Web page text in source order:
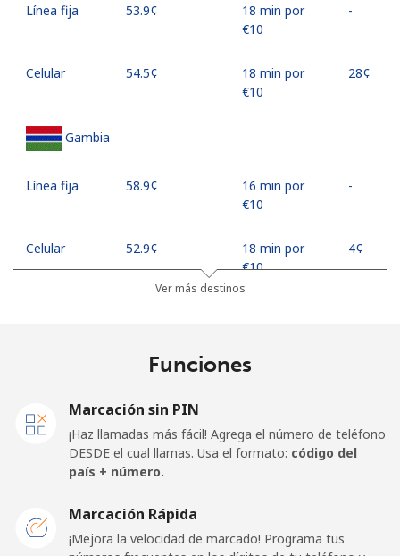
Línea fija ⁦53.9¢⁩
18 min por
⁦€10⁩
-
Celular ⁦54.5¢⁩
18 min por
⁦€10⁩
⁦28¢⁩
Gambia
Línea fija ⁦58.9¢⁩
16 min por
⁦€10⁩
-
Celular ⁦52.9¢⁩
18 min por
⁦€10⁩
⁦4¢⁩
⁦29.5¢⁩
33 min por
Celular
⁦€10⁩
Línea fija ⁦1.5¢⁩
665 min por
Ver más destinos
Funciones
Marcación sin PIN
¡Haz llamadas más fácil! Agrega el número de teléfono
DESDE el cual llamas. Usa el formato: código del
país + número.
Marcación Rápida
¡Mejora la velocidad de marcado! Programa tus